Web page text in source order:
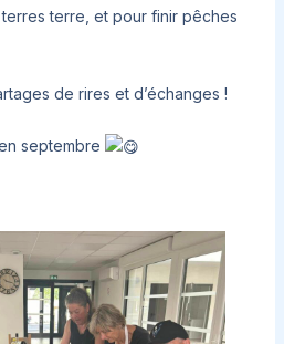
terre, et pour finir pêches
de rires et d’échanges !
septembre